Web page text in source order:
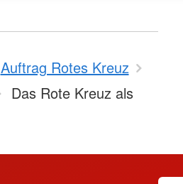
Auftrag Rotes Kreuz
Das Rote Kreuz als